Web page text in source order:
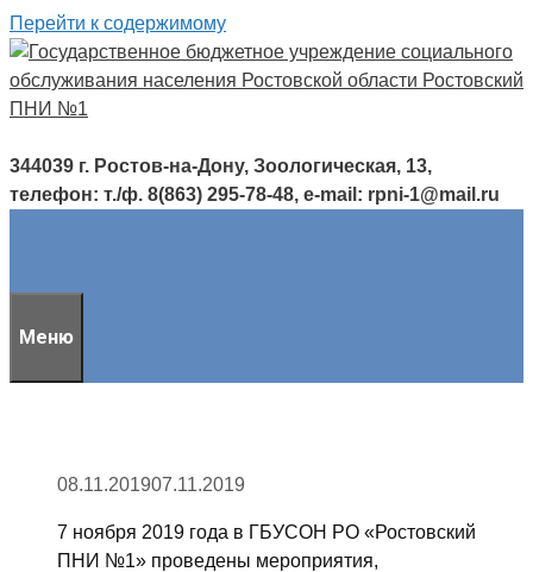
Перейти к содержимому
344039 г. Ростов-на-Дону, Зоологическая, 13,
телефон: т./ф. 8(863) 295-78-48, e-mail: rpni-1@mail.ru
Меню
08.11.201907.11.2019
7 ноября 2019 года в ГБУСОН РО «Ростовский
ПНИ №1» проведены мероприятия,